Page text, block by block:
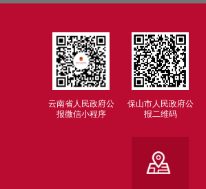
云南省人民政府公
报微信小程序
保山市人民政府公
报二维码